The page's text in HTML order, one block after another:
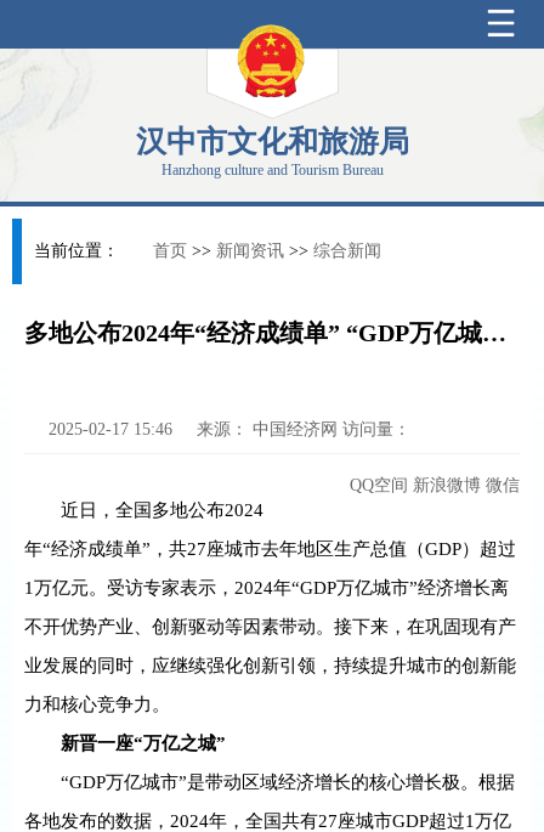
汉中市文化和旅游局
Hanzhong culture and Tourism Bureau
当前位置： 首页 >> 新闻资讯 >> 综合新闻
多地公布2024年“经济成绩单” “GDP万亿城市”再扩容
2025-02-17 15:46 来源： 中国经济网 访问量：
QQ空间 新浪微博 微信
近日，全国多地公布2024
年“经济成绩单”，共27座城市去年地区生产总值（GDP）超过
1万亿元。受访专家表示，2024年“GDP万亿城市”经济增长离
不开优势产业、创新驱动等因素带动。接下来，在巩固现有产
业发展的同时，应继续强化创新引领，持续提升城市的创新能
力和核心竞争力。
新晋一座“万亿之城”
“GDP万亿城市”是带动区域经济增长的核心增长极。根据
各地发布的数据，2024年，全国共有27座城市GDP超过1万亿